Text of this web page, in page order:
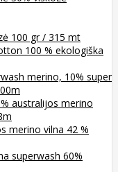
100 gr / 315 mt
100 % ekologiška
merino, 10% super
australijos merino
merino vilna 42 %
superwash 60%